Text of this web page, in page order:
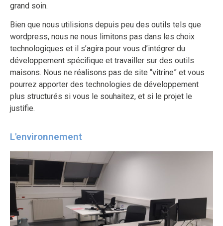
grand soin.
Bien que nous utilisions depuis peu des outils tels que
wordpress, nous ne nous limitons pas dans les choix
technologiques et il s’agira pour vous d’intégrer du
développement spécifique et travailler sur des outils
maisons. Nous ne réalisons pas de site “vitrine” et vous
pourrez apporter des technologies de développement
plus structurés si vous le souhaitez, et si le projet le
justifie.
L'environnement